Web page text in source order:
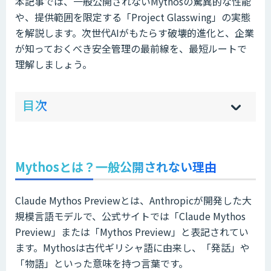
や、提供範囲を限定する「Project Glasswing」の実態
を解説します。次世代AIがもたらす破壊的進化と、企業
が知っておくべき安全管理の最前線を、最短ルートで
理解しましょう。
目次 hi
]
sh
]
Mythosとは？一般公開されない理由
Claude Mythos Previewとは、Anthropicが開発した大
規模言語モデルで、公式サイトでは「Claude Mythos
Preview」または「Mythos Preview」と表記されてい
ます。Mythosは古代ギリシャ語に由来し、「発話」や
「物語」といった意味を持つ言葉です。